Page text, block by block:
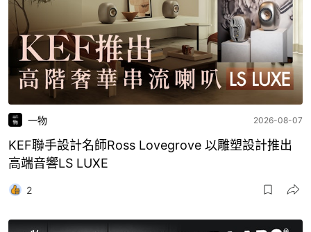
一物 2026-08-07
KEF聯手設計名師Ross Lovegrove 以雕塑設計推出
高端音響LS LUXE
2